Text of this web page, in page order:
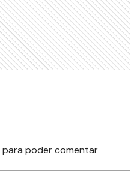
para poder comentar